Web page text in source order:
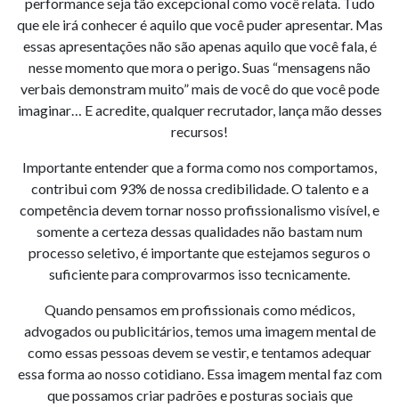
que ele irá conhecer é aquilo que você puder apresentar. Mas
essas apresentações não são apenas aquilo que você fala, é
nesse momento que mora o perigo. Suas “mensagens não
verbais demonstram muito” mais de você do que você pode
imaginar… E acredite, qualquer recrutador, lança mão desses
recursos!
Importante entender que a forma como nos comportamos,
contribui com 93% de nossa credibilidade. O talento e a
competência devem tornar nosso profissionalismo visível, e
somente a certeza dessas qualidades não bastam num
processo seletivo, é importante que estejamos seguros o
suficiente para comprovarmos isso tecnicamente.
Quando pensamos em profissionais como médicos,
advogados ou publicitários, temos uma imagem mental de
como essas pessoas devem se vestir, e tentamos adequar
essa forma ao nosso cotidiano. Essa imagem mental faz com
que possamos criar padrões e posturas sociais que